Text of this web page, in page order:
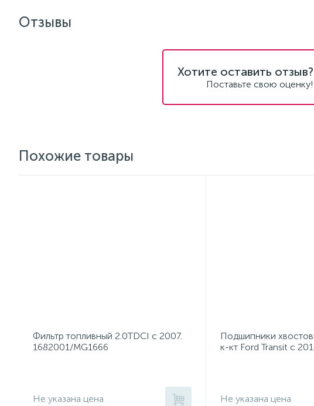
Отзывы
Хотите оставить отзыв?
Поставьте свою оценку!
Похожие товары
Фильтр топливный 2.0TDCI с 2007.
1682001/MG1666
Не указана цена
Подшипники
к-кт Ford Transit с
Не указана цена